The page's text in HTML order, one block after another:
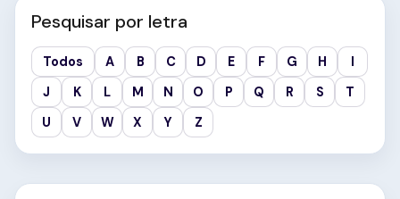
Pesquisar por letra
Todos A B C D E F G H
I
J
K L M N O P Q R S
T
U
V W X Y Z